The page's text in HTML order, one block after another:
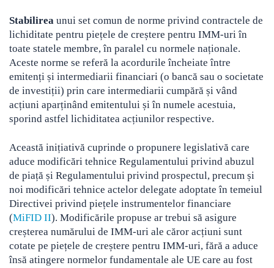
Stabilirea unui set comun de norme privind contractele de
lichiditate pentru piețele de creștere pentru IMM-uri în
toate statele membre, în paralel cu normele naționale.
Aceste norme se referă la acordurile încheiate între
emitenți și intermediarii financiari (o bancă sau o societate
de investiții) prin care intermediarii cumpără și vând
acțiuni aparținând emitentului și în numele acestuia,
sporind astfel lichiditatea acțiunilor respective.
Această inițiativă cuprinde o propunere legislativă care
aduce modificări tehnice Regulamentului privind abuzul
de piață și Regulamentului privind prospectul, precum și
noi modificări tehnice actelor delegate adoptate în temeiul
Directivei privind piețele instrumentelor financiare
(MiFID II). Modificările propuse ar trebui să asigure
creșterea numărului de IMM-uri ale căror acțiuni sunt
cotate pe piețele de creștere pentru IMM-uri, fără a aduce
însă atingere normelor fundamentale ale UE care au fost